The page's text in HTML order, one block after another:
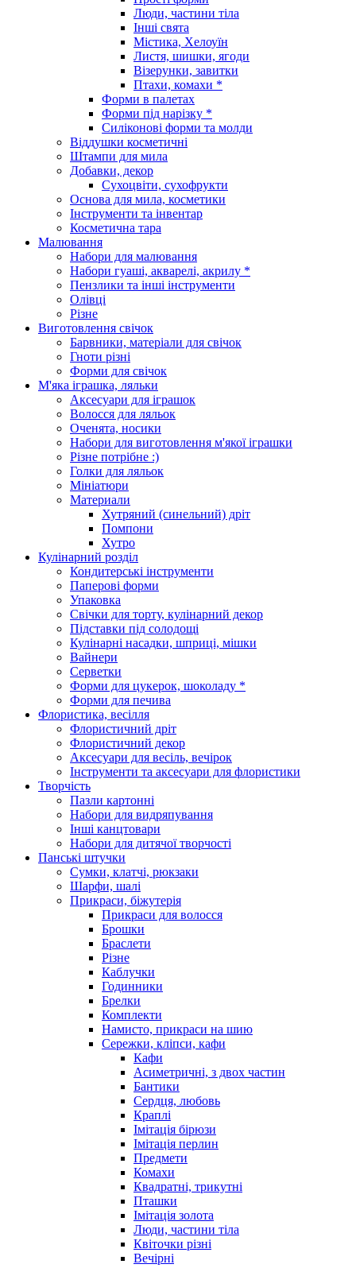
Люди, частини тіла
Інші свята
Містика, Хелоуїн
Листя, шишки, ягоди
Візерунки, завитки
Птахи, комахи *
Форми в палетах
Форми під нарізку *
Силіконові форми та молди
Віддушки косметичні
Штампи для мила
Добавки, декор
Сухоцвіти, сухофрукти
Основа для мила, косметики
Інструменти та інвентар
Косметична тара
Малювання
Набори для малювання
Набори гуаші, акварелі, акрилу *
Пензлики та інші інструменти
Олівці
Різне
Виготовлення свічок
Барвники, матеріали для свічок
Гноти різні
Форми для свічок
М'яка іграшка, ляльки
Аксесуари для іграшок
Волосся для ляльок
Оченята, носики
Набори для виготовлення м'якої іграшки
Різне потрібне :)
Голки для ляльок
Мініатюри
Материали
Хутряний (синельний) дріт
Помпони
Хутро
Кулінарний розділ
Кондитерські інструменти
Паперові форми
Упаковка
Свічки для торту, кулінарний декор
Підставки під солодощі
Кулінарні насадки, шприці, мішки
Вайнери
Серветки
Форми для цукерок, шоколаду *
Форми для печива
Флористика, весілля
Флористичний дріт
Флористичний декор
Аксесуари для весіль, вечірок
Інструменти та аксесуари для флористики
Творчість
Пазли картонні
Набори для видряпування
Інші канцтовари
Набори для дитячої творчості
Панські штучки
Сумки, клатчі, рюкзаки
Шарфи, шалі
Прикраси, біжутерія
Прикраси для волосся
Брошки
Браслети
Різне
Каблучки
Годинники
Брелки
Комплекти
Намисто, прикраси на шию
Сережки, кліпси, кафи
Кафи
Асиметричні, з двох частин
Бантики
Сердця, любовь
Краплі
Імітація бірюзи
Імітація перлин
Предмети
Комахи
Квадратні, трикутні
Пташки
Імітація золота
Люди, частини тіла
Квіточки різні
Вечірні